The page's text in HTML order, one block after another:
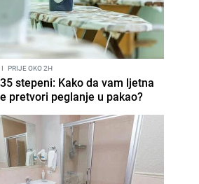
I PRIJE OKO 2H
stepeni: Kako da vam ljetna
pretvori peglanje u pakao?